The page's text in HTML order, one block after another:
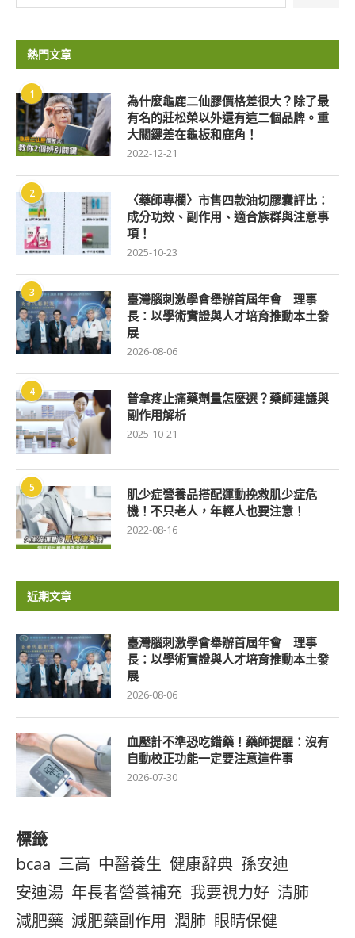
熱門文章
1
為什麼龜鹿二仙膠價格差很大？除了最
有名的莊松榮以外還有這二個品牌。重
大關鍵差在龜板和鹿角！
2022-12-21
2
〈藥師專欄〉市售四款油切膠囊評比：
成分功效、副作用、適合族群與注意事
項！
2025-10-23
3
臺灣腦刺激學會舉辦首屆年會 理事
長：以學術實證與人才培育推動本土發
展
2026-08-06
4
普拿疼止痛藥劑量怎麼選？藥師建議與
副作用解析
2025-10-21
5
肌少症營養品搭配運動挽救肌少症危
機！不只老人，年輕人也要注意！
2022-08-16
近期文章
臺灣腦刺激學會舉辦首屆年會 理事
長：以學術實證與人才培育推動本土發
展
2026-08-06
血壓計不準恐吃錯藥！藥師提醒：沒有
自動校正功能一定要注意這件事
2026-07-30
標籤
bcaa 三高 中醫養生 健康辭典 孫安迪
安迪湯 年長者營養補充 我要視力好 清肺
減肥藥 減肥藥副作用 潤肺 眼睛保健